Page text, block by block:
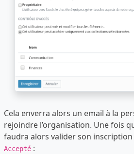
Cela enverra alors un email à la
rejoindre l’organisation. Une fois
faudra alors valider son inscription
Accepté :